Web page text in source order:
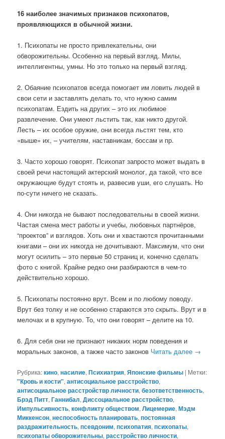
16 наиболее значимых признаков психопатов,
проявляющихся в обычной жизни.
1. Психопаты не просто привлекательны, они
обворожительны. Особенно на первый взгляд. Милы,
интеллигентны, умны. Но это только на первый взгляд.
2. Обаяние психопатов всегда помогает им ловить людей в
свои сети и заставлять делать то, что нужно самим
психопатам. Ездить на других – это их любимое
развлечение. Они умеют льстить так, как никто другой.
Лесть – их особое оружие, они всегда льстят тем, кто
«выше» их, – учителям, наставникам, боссам и пр.
3. Часто хорошо говорят. Психопат запросто может выдать в
своей речи настоящий актерский монолог, да такой, что все
окружающие будут стоять и, развесив уши, его слушать. Но
по-сути ничего не сказать.
4. Они никогда не бывают последовательны в своей жизни.
Частая смена мест работы и учебы, любовных партнёров,
“проектов” и взглядов. Хоть они и хвастаются прочитанными
книгами – они их никогда не дочитывают. Максимум, что они
могут осилить – это первые 50 страниц и, конечно сделать
фото с книгой. Крайне редко они разбираются в чем-то
действительно хорошо.
5. Психопаты постоянно врут. Всем и по любому поводу.
Врут без толку и не особенно стараются это скрыть. Врут и в
мелочах и в крупную. То, что они говорят – делите на 10.
6. Для себя они не признают никаких норм поведения и
моральных законов, а также часто законов Читать далее →
Рубрика:кино,насилие,Психиатрия,Японские фильмы | Метки:
"Кровь и кости",антисоциальное расстройство,
антисоциальное расстройствр личности,безответственность,
Брэд Питт,Ганнибал,Диссоциальное расстройство,
Импульсивность,конфликту обществом,Лицемерие,Мэдм
Миккенсон,неспособность планировать,постоянная
раздражительность,псевдоним,психопатия,психопаты,
психопаты обворожительны,расстройство личности,